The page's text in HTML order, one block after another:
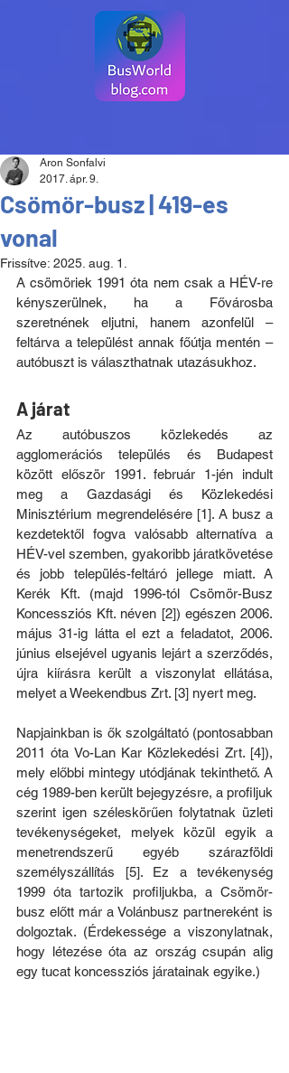
Csömör-busz | 419-es
vonal
Aron Sonfalvi
2017. ápr. 9.
Frissítve: 2025. aug. 1.
A csömöriek 1991 óta nem csak a HÉV-re
kényszerülnek, ha a Fővárosba
szeretnének eljutni, hanem azonfelül –
feltárva a települést annak főútja mentén –
autóbuszt is választhatnak utazásukhoz.
A járat
Az autóbuszos közlekedés az
agglomerációs település és Budapest
között először 1991. február 1-jén indult
meg a Gazdasági és Közlekedési
Minisztérium megrendelésére [1]. A busz a
kezdetektől fogva valósabb alternatíva a
HÉV-vel szemben, gyakoribb járatkövetése
és jobb település-feltáró jellege miatt. A
Kerék Kft. (majd 1996-tól Csömör-Busz
Koncessziós Kft. néven [2]) egészen 2006.
május 31-ig látta el ezt a feladatot, 2006.
június elsejével ugyanis lejárt a szerződés,
újra kiírásra került a viszonylat ellátása,
melyet a Weekendbus Zrt. [3] nyert meg.
Napjainkban is ők szolgáltató (pontosabban
2011 óta Vo-Lan Kar Közlekedési Zrt. [4]),
mely előbbi mintegy utódjának tekinthető. A
cég 1989-ben került bejegyzésre, a profiljuk
szerint igen széleskörűen folytatnak üzleti
tevékenységeket, melyek közül egyik a
menetrendszerű egyéb szárazföldi
személyszállítás [5]. Ez a tevékenység
1999 óta tartozik profiljukba, a Csömör-
busz előtt már a Volánbusz partnereként is
dolgoztak. (Érdekessége a viszonylatnak,
hogy létezése óta az ország csupán alig
egy tucat koncessziós járatainak egyike.)